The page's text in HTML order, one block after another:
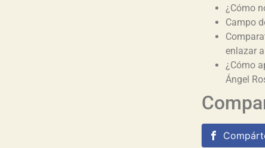
¿Cómo
Campo
enlazar
¿Cómo
Ángel